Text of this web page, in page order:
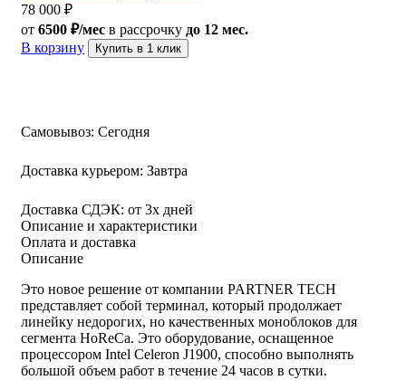
78 000 ₽
от 6500 ₽/мес в рассрочку до 12 мес.
В корзину
Купить в 1 клик
Самовывоз: Сегодня
Доставка курьером: Завтра
Доставка СДЭК: от 3х дней
Описание и характеристики
Оплата и доставка
Описание
Это новое решение от компании PARTNER TECH
представляет собой терминал, который продолжает
линейку недорогих, но качественных моноблоков для
сегмента HoReCa. Это оборудование, оснащенное
процессором Intel Celeron J1900, способно выполнять
большой объем работ в течение 24 часов в сутки.